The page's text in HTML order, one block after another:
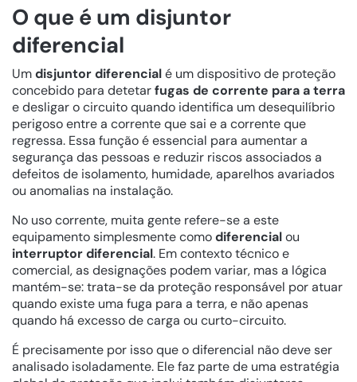
O que é um disjuntor
diferencial
Umdisjuntor diferencialé um dispositivo de proteção
concebido para detetarfugas de corrente para a terra
e desligar o circuito quando identifica um desequilíbrio
perigoso entre a corrente que sai e a corrente que
regressa. Essa função é essencial para aumentar a
segurança das pessoas e reduzir riscos associados a
defeitos de isolamento, humidade, aparelhos avariados
ou anomalias na instalação.
No uso corrente, muita gente refere-se a este
equipamento simplesmente comodiferencialou
interruptor diferencial. Em contexto técnico e
comercial, as designações podem variar, mas a lógica
mantém-se: trata-se da proteção responsável por atuar
quando existe uma fuga para a terra, e não apenas
quando há excesso de carga ou curto-circuito.
É precisamente por isso que o diferencial não deve ser
analisado isoladamente. Ele faz parte de uma estratégia